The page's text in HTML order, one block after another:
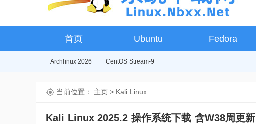
首页 Ubuntu Fedora
Archlinux 2026 CentOS Stream-9
当前位置： 主页 > Kali Linux
Kali Linux 2025.2 操作系统下载 含W38周更新